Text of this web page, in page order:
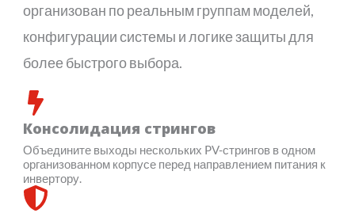
организован по реальным группам моделей,
конфигурации системы и логике защиты для
более быстрого выбора.
Консолидация стрингов
Объедините выходы нескольких PV-стрингов в одном
организованном корпусе перед направлением питания к
инвертору.